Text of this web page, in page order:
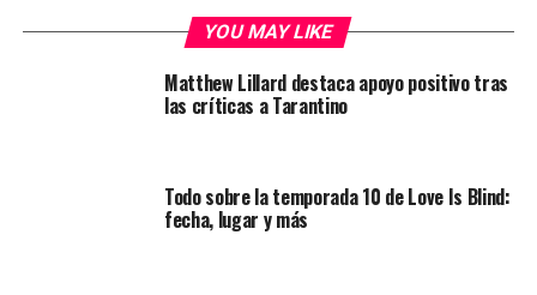
YOU MAY LIKE
Matthew Lillard destaca apoyo positivo tras
las críticas a Tarantino
Todo sobre la temporada 10 de Love Is Blind:
fecha, lugar y más